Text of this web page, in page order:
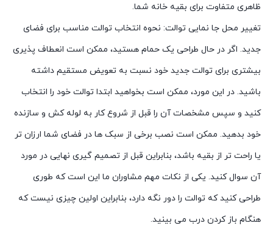
ظاهری متفاوت برای بقیه خانه شما.
تغییر محل جا نمایی توالت: نحوه انتخاب توالت مناسب برای فضای
جدید. اگر در حال طراحی یک حمام هستید، ممکن است انعطاف پذیری
بیشتری برای توالت جدید خود نسبت به تعویض مستقیم داشته
باشید. در این مورد، ممکن است بخواهید ابتدا توالت خود را انتخاب
کنید و سپس مشخصات آن را قبل از شروع کار به لوله کش و سازنده
خود بدهید. ممکن است نصب برخی از سبک ها در فضای شما ارزان تر
یا راحت تر از بقیه باشد، بنابراین قبل از تصمیم گیری نهایی در مورد
آن سوال کنید. یکی از نکات مهم مشاوران ما این است که طوری
طراحی کنید که توالت را دور نگه دارد، بنابراین اولین چیزی نیست که
هنگام باز کردن درب می بینید.